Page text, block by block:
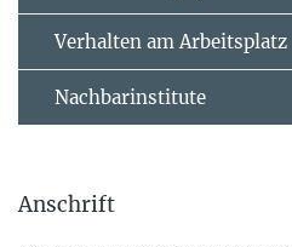
Verhalten am Arbeitsplatz
Nachbarinstitute
Anschrift